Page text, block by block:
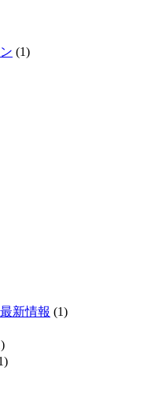
(1)
新情報 (1)